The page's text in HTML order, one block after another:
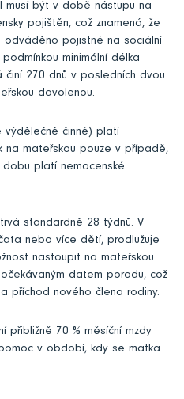
musí být v době nástupu na
pojištěn, což znamená, že
odváděno pojistné na sociální
minimální délka
činí 270 dnů v posledních dvou
dovolenou.
výdělečně činné) platí
na mateřskou pouze v případě,
platí nemocenské
standardně 28 týdnů. V
nebo více dětí, prodlužuje
nastoupit na mateřskou
datem porodu, což
příchod nového člena rodiny.
přibližně 70 % měsíční mzdy
v období, kdy se matka